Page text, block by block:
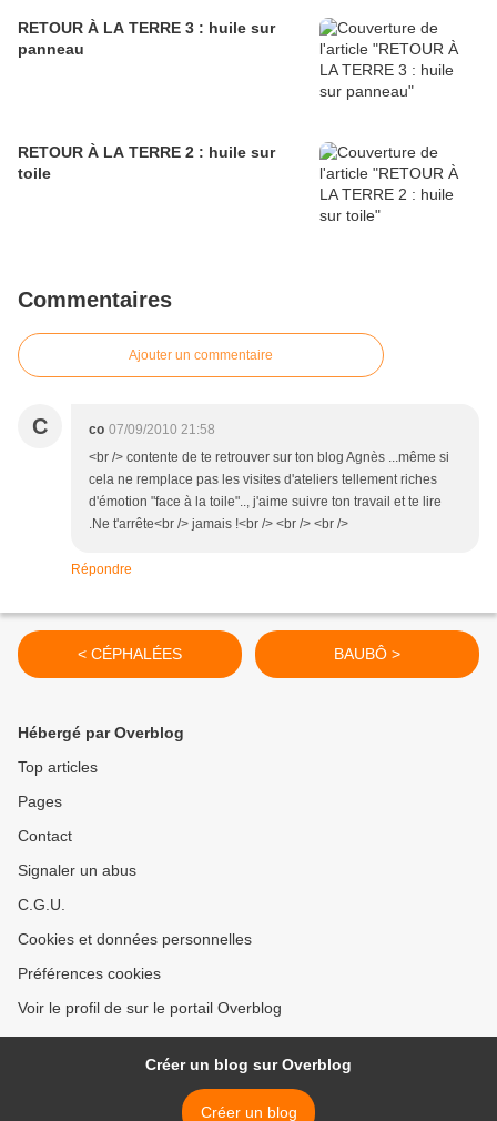
RETOUR À LA TERRE 3 : huile sur
panneau
RETOUR À LA TERRE 2 : huile sur
toile
Commentaires
Ajouter un commentaire
C co 07/09/2010 21:58
<br /> contente de te retrouver sur ton blog Agnès ...même si
cela ne remplace pas les visites d'ateliers tellement riches
d'émotion "face à la toile".., j'aime suivre ton travail et te lire
.Ne t'arrête<br /> jamais !<br /> <br /> <br />
Répondre
< CÉPHALÉES BAUBÔ >
Hébergé par Overblog
Top articles
Pages
Contact
Signaler un abus
C.G.U.
Cookies et données personnelles
Préférences cookies
Voir le profil de sur le portail Overblog
Créer un blog sur Overblog
Créer un blog